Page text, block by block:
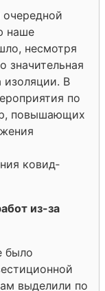
наше
несмотря
значительная
изоляции. В
по
повышающих
ковид­
из-­за
было
выделили по